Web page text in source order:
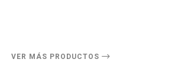
VER MÁS PRODUCTOS